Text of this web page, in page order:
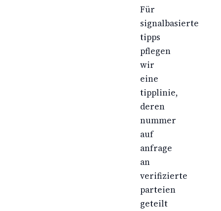
Für
signalbasierte
tipps
pflegen
wir
eine
tipplinie,
deren
nummer
auf
anfrage
an
verifizierte
parteien
geteilt